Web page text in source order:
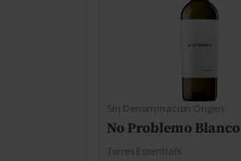
Sin Denominacion Origen
No Problemo Blanco
Torres Essentials